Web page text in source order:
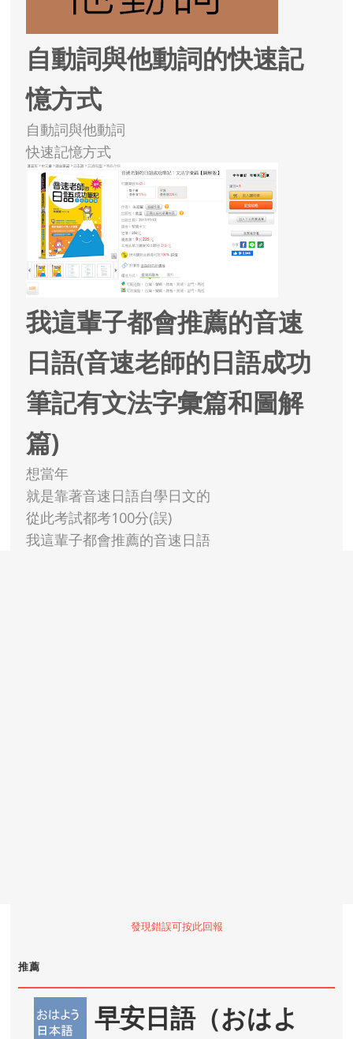
自動詞與他動詞的快速記
憶方式
自動詞與他動詞
快速記憶方式
我這輩子都會推薦的音速
日語(音速老師的日語成功
筆記有文法字彙篇和圖解
篇)
想當年
就是靠著音速日語自學日文的
從此考試都考100分(誤)
我這輩子都會推薦的音速日語
發現錯誤可按此回報
推薦
早安日語（おはよ